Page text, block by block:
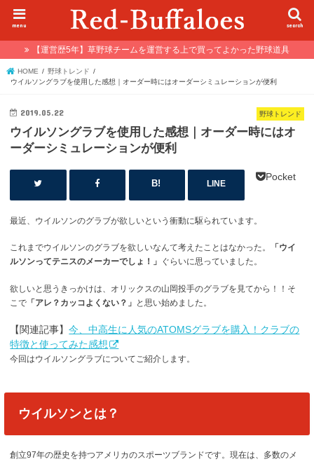
search
menu
【運営歴5年】草野球チームを運営する上で買ってよかった野球道具
HOME
野球トレンド
ウイルソングラブを使用した感想｜オーダー時にはオーダーシミュレーションが便利
野球トレンド
2019.05.22
ウイルソングラブを使用した感想｜オーダー時にはオ
ーダーシミュレーションが便利
LINE
Pocket
最近、ウイルソンのグラブが欲しいという衝動に駆られています。
これまでウイルソンのグラブを欲しいなんて考えたことはなかった。
「ウイ
ルソンってテニスのメーカーでしょ！」
ぐらいに思っていました。
欲しいと思うきっかけは、オリックスの山岡投手のグラブを見てから！！そ
こで 「アレ？カッコよくない？」 と思い始めました。
【関連記事】今、中高生に人気のATOMSグラブを購入！クラブの
特徴と使ってみた感想
今回はウイルソングラブについてご紹介します。
ウイルソンとは？
創立97年の歴史を持つアメリカのスポーツブランドです。現在は、多数のメ